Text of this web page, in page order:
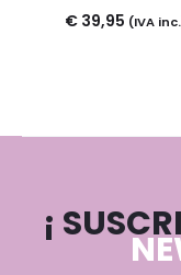
€39,95 (IVA
¡